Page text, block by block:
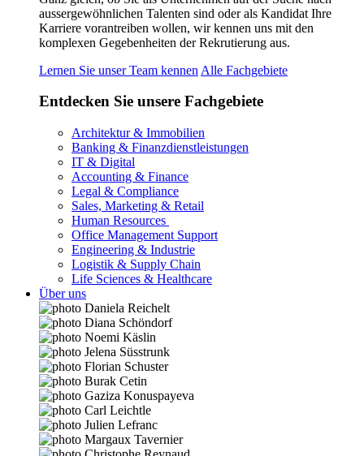
aussergewöhnlichen Talenten sind oder als Kandidat Ihre
Karriere vorantreiben wollen, wir kennen uns mit den
komplexen Gegebenheiten der Rekrutierung aus.
Lernen Sie unser Team kennen Alle Fachgebiete
Entdecken Sie unsere Fachgebiete
Architektur & Immobilien
Banking & Finanzdienstleistungen
IT & Digital
Accounting & Finance
Legal & Compliance
Sales, Marketing & Retail
Human Resources
Office Management Support
Engineering & Industrie
Logistik & Supply Chain
Life Sciences & Healthcare
Über uns